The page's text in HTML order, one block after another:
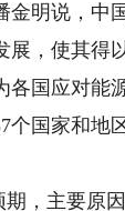
明说，中
，使其得
国应对能
个国家和地
，主要原